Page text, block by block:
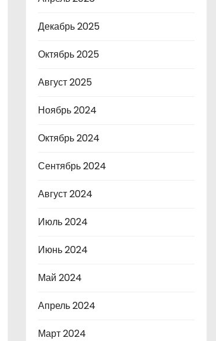
Декабрь 2025
Октябрь 2025
Август 2025
Ноябрь 2024
Октябрь 2024
Сентябрь 2024
Август 2024
Июль 2024
Июнь 2024
Май 2024
Апрель 2024
Март 2024